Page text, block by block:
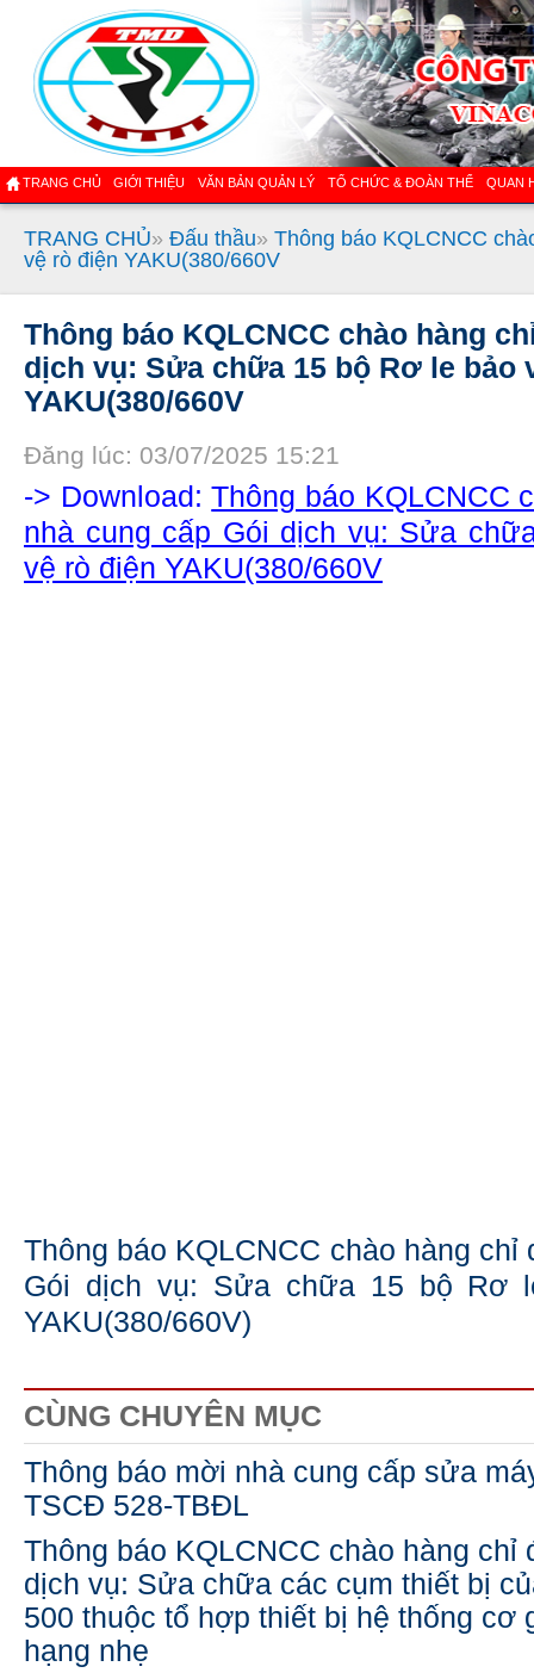
TRANG CHỦ GIỚI THIỆU VĂN BẢN QUẢN LÝ TỔ CHỨC & ĐOÀN THỂ QUAN
TRANG CHỦ» Đấu thầu» Thông báo KQLCNCC
vệ rò điện YAKU(380/660V
Thông báo KQLCNCC chào hàng
dịch vụ: Sửa chữa 15 bộ Rơ le bảo
YAKU(380/660V
Đăng lúc: 03/07/2025 15:21
-> Download:Thông báo KQLCNCC
nhà cung cấp Gói dịch vụ: Sửa
vệ rò điện YAKU(380/660V
Thông báo KQLCNCC chào hàng chỉ
Gói dịch vụ: Sửa chữa 15 bộ Rơ
YAKU(380/660V)
CÙNG CHUYÊN MỤC
Thông báo mời nhà cung cấp sửa
TSCĐ 528-TBĐL
Thông báo KQLCNCC chào hàng chỉ
dịch vụ: Sửa chữa các cụm thiết bị
500 thuộc tổ hợp thiết bị hệ thống cơ
hạng nhẹ